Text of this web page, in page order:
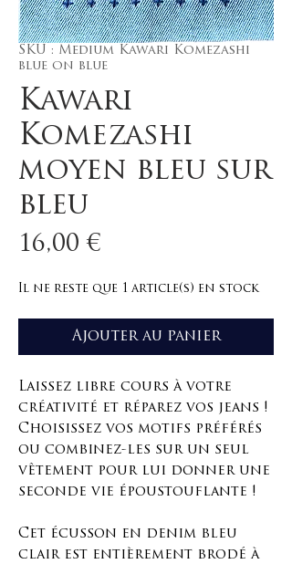
SKU : Medium Kawari Komezashi
blue on blue
Kawari
Komezashi
moyen bleu sur
bleu
16,00 €Prix
Il ne reste que 1 article(s) en stock
Ajouter au panier
Laissez libre cours à votre
créativité et réparez vos jeans !
Choisissez vos motifs préférés
ou combinez-les sur un seul
vêtement pour lui donner une
seconde vie époustouflante !
Cet écusson en denim bleu
clair est entièrement brodé à